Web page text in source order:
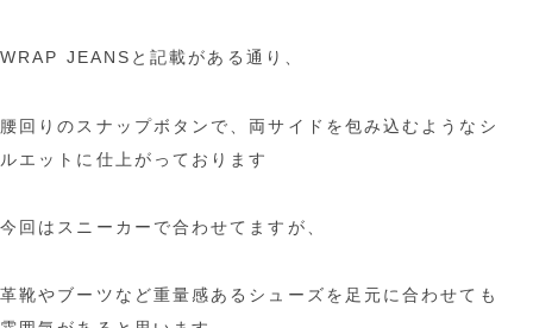
WRAP JEANSと記載がある通り、
腰回りのスナップボタンで、両サイドを包み込むようなシ
ルエットに仕上がっております
今回はスニーカーで合わせてますが、
革靴やブーツなど重量感あるシューズを足元に合わせても